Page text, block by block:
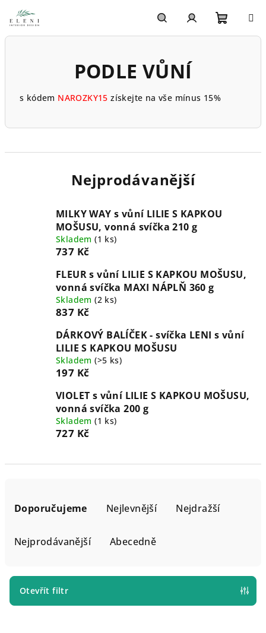
na
obsah
HledatPřihlášení
PODLE VŮNÍ
s kódem NAROZKY15 získejte na vše mínus 15%
Nejprodávanější
MILKY WAY s vůní LILIE S KAPKOU
MOŠUSU, vonná svíčka 210 g
Skladem(1 ks)
737 Kč
FLEUR s vůní LILIE S KAPKOU MOŠUSU,
vonná svíčka MAXI NÁPLŇ 360 g
Skladem(2 ks)
837 Kč
DÁRKOVÝ BALÍČEK - svíčka LENI s vůní
LILIE S KAPKOU MOŠUSU
Skladem(>5 ks)
197 Kč
VIOLET s vůní LILIE S KAPKOU MOŠUSU,
vonná svíčka 200 g
Skladem(1 ks)
727 Kč
r
Doporučujeme Nejlevnější Nejdražší
Nejprodávanější Abecedně
Otevřít filtr